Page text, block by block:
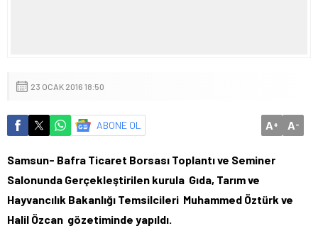
23 OCAK 2016 18:50
ABONE OL A+ A-
Samsun- Bafra Ticaret Borsası Toplantı ve Seminer
Salonunda Gerçekleştirilen kurula Gıda, Tarım ve
Hayvancılık Bakanlığı Temsilcileri Muhammed Öztürk ve
Halil Özcan gözetiminde yapıldı.